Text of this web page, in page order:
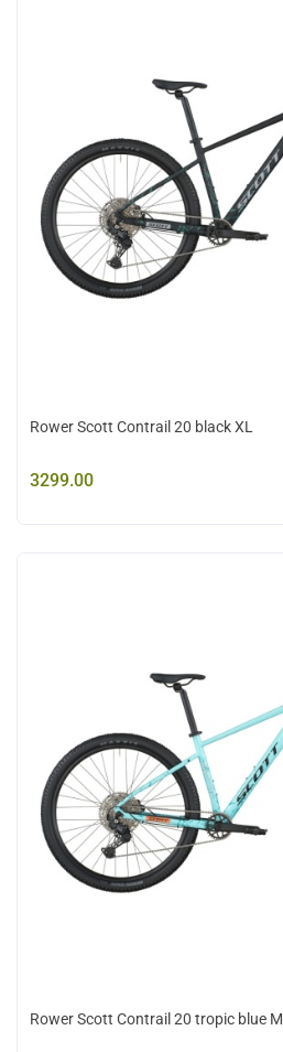
Rower Scott Contrail 20 black XL
3299.00
Rower Scott Contrail 20 tropic blue M